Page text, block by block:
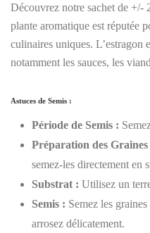
Découvrez notre sachet de +/-
plante aromatique est réputée
culinaires uniques. L’estragon
notamment les sauces, les
Astuces de Semis :
Période de Semis :
Préparation des Graines
semez-les directement en
Substrat : Utilisez un
Semis : Semez les
arrosez délicatement.